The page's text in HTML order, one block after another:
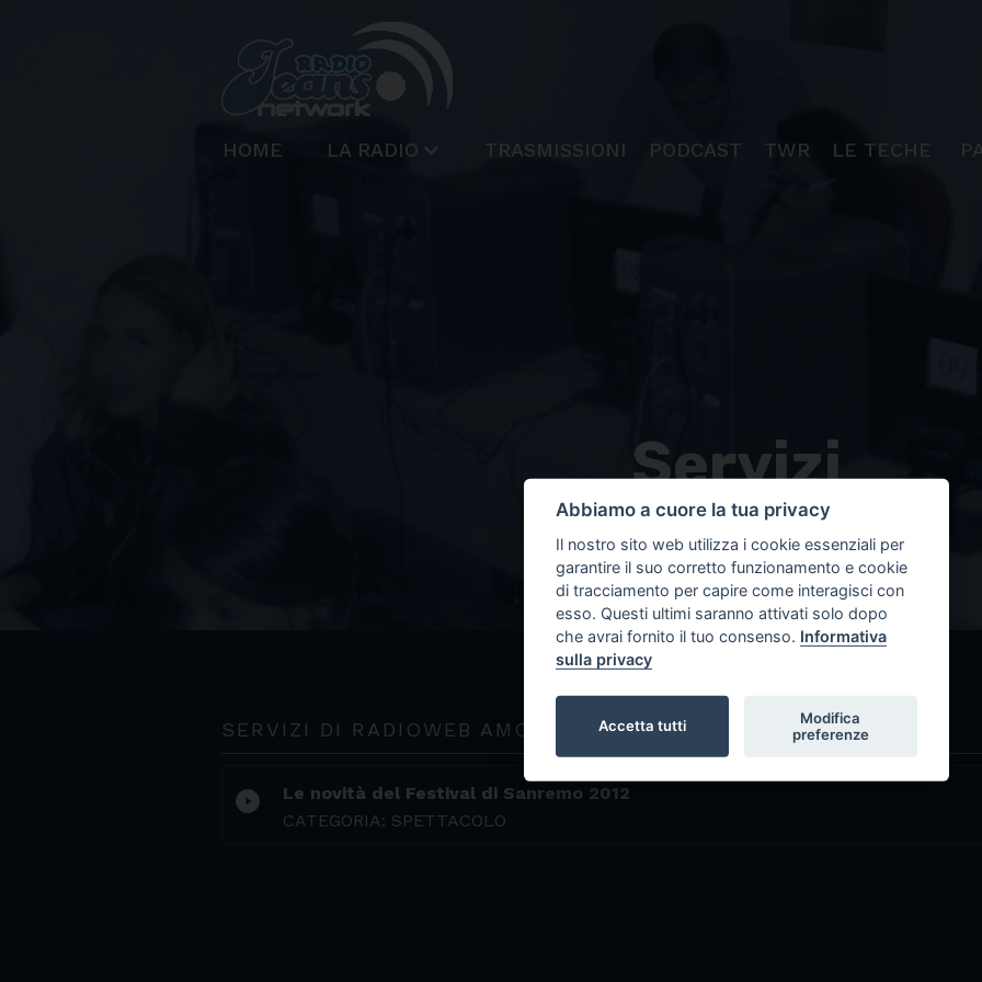
HOME LA RADIO TRASMISSIONI PODCAST TWR LE TECHE
Servizi
Radioweb Amoretti
SERVIZI DI RADIOWEB AMORETTI
play_circle_filled
Le novità del Festival di Sanremo 2012
CATEGORIA: SPETTACOLO
Abbiamo a cuore la tua privacy
Il nostro sito web utilizza i cookie essenziali per
garantire il suo corretto funzionamento e cookie
di tracciamento per capire come interagisci con
esso. Questi ultimi saranno attivati solo dopo
che avrai fornito il tuo consenso. Informativa
sulla privacy
Accetta tutti
Modifica
preferenze